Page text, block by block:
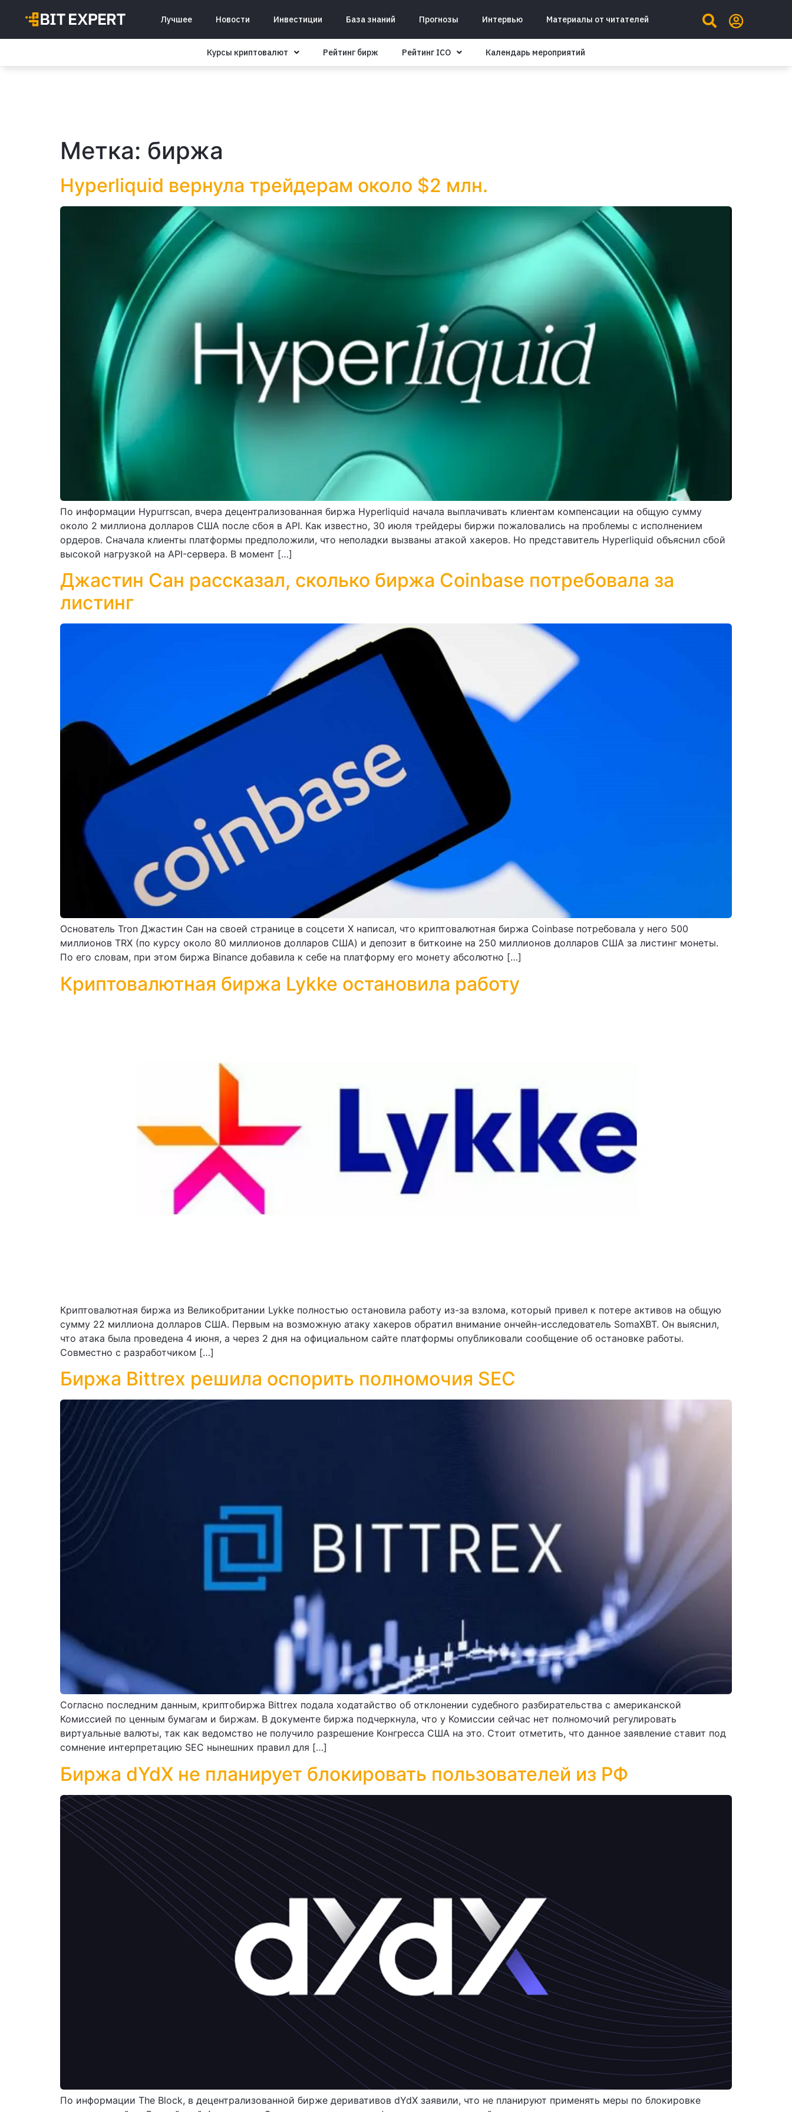
Лучшее Новости Инвестиции База знаний Прогнозы Интервью Материалы от читателей
Курсы криптовалют Рейтинг бирж Рейтинг ICO Календарь мероприятий
Метка: биржа
Hyperliquid вернула трейдерам около $2 млн.
По информации Hypurrscan, вчера децентрализованная биржа Hyperliquid начала выплачивать клиентам компенсации на общую сумму
около 2 миллиона долларов США после сбоя в API. Как известно, 30 июля трейдеры биржи пожаловались на проблемы с исполнением
ордеров. Сначала клиенты платформы предположили, что неполадки вызваны атакой хакеров. Но представитель Hyperliquid объяснил сбой
высокой нагрузкой на API-сервера. В момент […]
Джастин Сан рассказал, сколько биржа Coinbase потребовала за
листинг
Основатель Tron Джастин Сан на своей странице в соцсети X написал, что криптовалютная биржа Coinbase потребовала у него 500
миллионов TRX (по курсу около 80 миллионов долларов США) и депозит в биткоине на 250 миллионов долларов США за листинг монеты.
По его словам, при этом биржа Binance добавила к себе на платформу его монету абсолютно […]
Криптовалютная биржа Lykke остановила работу
Криптовалютная биржа из Великобритании Lykke полностью остановила работу из-за взлома, который привел к потере активов на общую
сумму 22 миллиона долларов США. Первым на возможную атаку хакеров обратил внимание ончейн-исследователь SomaXBT. Он выяснил,
что атака была проведена 4 июня, а через 2 дня на официальном сайте платформы опубликовали сообщение об остановке работы.
Совместно с разработчиком […]
Биржа Bittrex решила оспорить полномочия SEC
Согласно последним данным, криптобиржа Bittrex подала ходатайство об отклонении судебного разбирательства с американской
Комиссией по ценным бумагам и биржам. В документе биржа подчеркнула, что у Комиссии сейчас нет полномочий регулировать
виртуальные валюты, так как ведомство не получило разрешение Конгресса США на это. Стоит отметить, что данное заявление ставит под
сомнение интерпретацию SEC нынешних правил для […]
Биржа dYdX не планирует блокировать пользователей из РФ
По информации The Block, в децентрализованной бирже деривативов dYdX заявили, что не планируют применять меры по блокировке